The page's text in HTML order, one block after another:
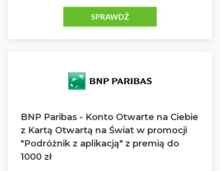
SPRAWDŹ
BNP Paribas - Konto Otwarte na Ciebie
z Kartą Otwartą na Świat w promocji
"Podróżnik z aplikacją" z premią do
1000 zł